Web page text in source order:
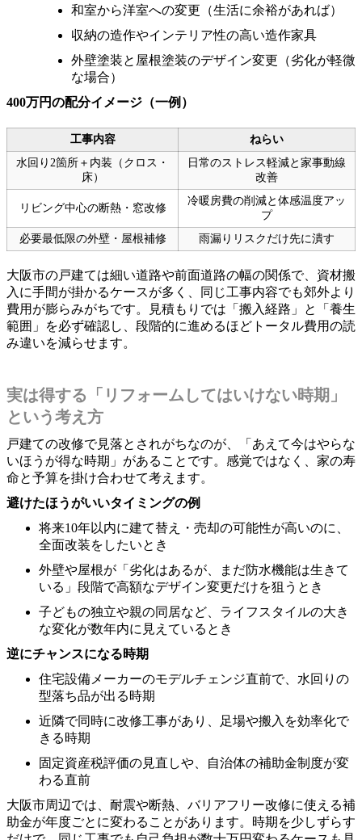
和室から洋室への変更（生活に余裕があれば）
収納の造作やインテリア性の高い造作家具
外壁塗装と屋根塗装のデザイン変更（劣化が軽微
な場合）
400万円の配分イメージ（一例）
工事内容
ねらい
水回り2箇所＋内装（クロス・
床）
日常のストレス軽減と家事動線
改善
リビング中心の断熱・窓改修
冷暖房費の削減と体感温度アッ
プ
必要最低限の外壁・屋根補修
雨漏りリスクだけ先に潰す
大阪市の戸建ては細い道路や前面道路の幅の関係で、資材搬
入に手間が掛かるケースが多く、同じ工事内容でも郊外より
費用が膨らみがちです。見積もりでは「搬入経路」と「養生
範囲」を必ず確認し、段階的に進めるほどトータル費用の読
み違いを減らせます。
実は得する「リフォームしてはいけない時期」
という考え方
戸建ての改修で見落とされがちなのが、「あえて今はやらな
いほうが得な時期」があることです。感覚ではなく、家の寿
命と予算を掛け合わせて考えます。
避けたほうがいいタイミングの例
将来10年以内に建て替え・売却の可能性が高いのに、
全面改装をしたいとき
外壁や屋根が「劣化はあるが、まだ防水機能は生きて
いる」段階で高額なデザイン変更だけを狙うとき
子どもの独立や親の同居など、ライフスタイルの大き
な変化が数年内に見えているとき
逆にチャンスになる時期
住宅設備メーカーのモデルチェンジ直前で、水回りの
型落ち品が出る時期
近隣で同時に改修工事があり、足場や搬入を効率化で
きる時期
固定資産税評価の見直しや、自治体の補助金制度が変
わる直前
大阪市周辺では、耐震や断熱、バリアフリー改修に使える補
助金が年度ごとに変わることがあります。時期を少しずらす